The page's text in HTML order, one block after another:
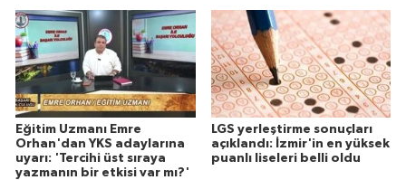
Eğitim Uzmanı Emre
Orhan'dan YKS adaylarına
uyarı: 'Tercihi üst sıraya
yazmanın bir etkisi var mı?'
LGS yerleştirme sonuçları
açıklandı: İzmir'in en yüksek
puanlı liseleri belli oldu